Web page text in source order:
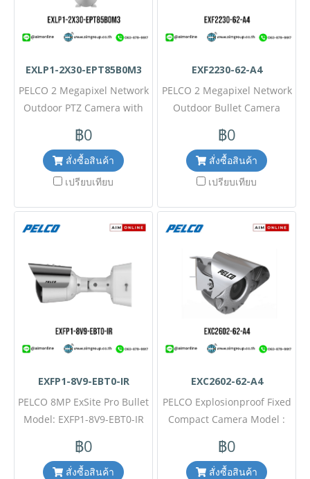
EXLP1-2X30-EPT85B0M3
PELCO 2 Megapixel Network
Outdoor PTZ Camera with
2X30-EPT85B0M3 ขอราคา
พิเศษสำหรับงานโครงการ
ติดต่อฝ่ายขาย Line ID :
063-879-9917 ( สินค้ายังไม่
รวมภาษีมูลค่าเพิ่ม, ค่าขนส่ง ,
มีการเปลี่ยนแปลงตามอัตรา
แลกเปลี่ยน โดยไม่แจ้งให้ทราบ
ล่วงหน้า) เช็คสต๊อกสินค้าก่อน
฿0
สั่งซื้อสินค้า
เปรียบเทียบ
EXF2230-62-A4
PELCO 2 Megapixel Network
Outdoor Bullet Camera
ราคาพิเศษสำหรับงานโครงการ
ติดต่อฝ่ายขาย Line ID :
@aimonline ฝ่ายขายโทร:
รวมภาษีมูลค่าเพิ่ม, ค่าขนส่ง ,
สินค้าสั่งต่างประเทศราคาอาจ
แลกเปลี่ยน โดยไม่แจ้งให้ทราบ
ล่วงหน้า) เช็คสต๊อกสินค้าก่อน
สั่งซื้อ #2507MP
฿0
สั่งซื้อสินค้า
เปรียบเทียบ
EXFP1-8V9-EBT0-IR
PELCO 8MP ExSite Pro Bullet
Model: EXFP1-8V9-EBT0-IR
โครงการติดต่อฝ่ายขาย Line
ID : @aimonline ฝ่ายขายโทร:
฿0
สั่งซื้อสินค้า
EXC2602-62-A4
PELCO Explosionproof Fixed
Compact Camera Model :
พิเศษสำหรับงานโครงการ
ติดต่อฝ่ายขาย Line ID :
฿0
สั่งซื้อสินค้า